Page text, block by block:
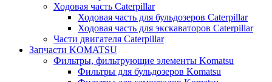
Ходовая часть Caterpillar
Ходовая часть для бульдозеров Caterpillar
Ходовая часть для экскаваторов Caterpillar
Части двигателя Caterpillar
Запчасти KOMATSU
Фильтры, фильтрующие элементы Komatsu
Фильтры для бульдозеров Komatsu